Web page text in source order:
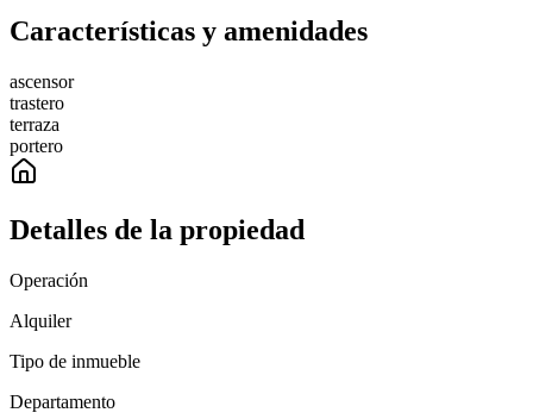
Características y amenidades
ascensor
trastero
terraza
portero
Detalles de la propiedad
Operación
Alquiler
Tipo de inmueble
Departamento